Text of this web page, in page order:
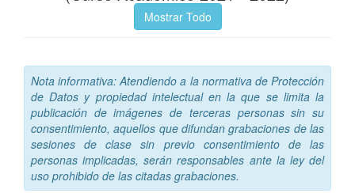
Mostrar Todo
Nota informativa: Atendiendo a la normativa de Protección
de Datos y propiedad intelectual en la que se limita la
publicación de imágenes de terceras personas sin su
consentimiento, aquellos que difundan grabaciones de las
sesiones de clase sin previo consentimiento de las
personas implicadas, serán responsables ante la ley del
uso prohibido de las citadas grabaciones.